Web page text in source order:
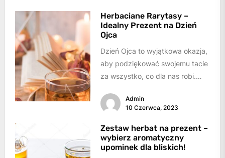
Herbaciane Rarytasy –
Idealny Prezent na Dzień
Ojca
Dzień Ojca to wyjątkowa okazja,
aby podziękować swojemu tacie
za wszystko, co dla nas robi.
być...
Admin
10 Czerwca, 2023
Zestaw herbat na prezent –
wybierz aromatyczny
upominek dla bliskich!